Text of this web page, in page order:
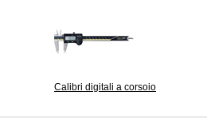
Calibri digitali a corsoio